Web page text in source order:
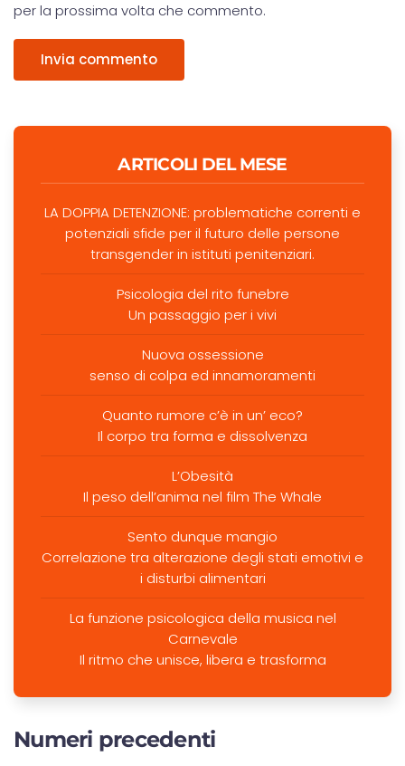
per la prossima volta che commento.
Invia commento
ARTICOLI DEL MESE
LA DOPPIA DETENZIONE: problematiche correnti e
potenziali sfide per il futuro delle persone
transgender in istituti penitenziari.
Psicologia del rito funebre
Un passaggio per i vivi
Nuova ossessione
senso di colpa ed innamoramenti
Quanto rumore c’è in un’ eco?
Il corpo tra forma e dissolvenza
L’Obesità
Il peso dell’anima nel film The Whale
Sento dunque mangio
Correlazione tra alterazione degli stati emotivi e
i disturbi alimentari
La funzione psicologica della musica nel
Carnevale
Il ritmo che unisce, libera e trasforma
Numeri precedenti